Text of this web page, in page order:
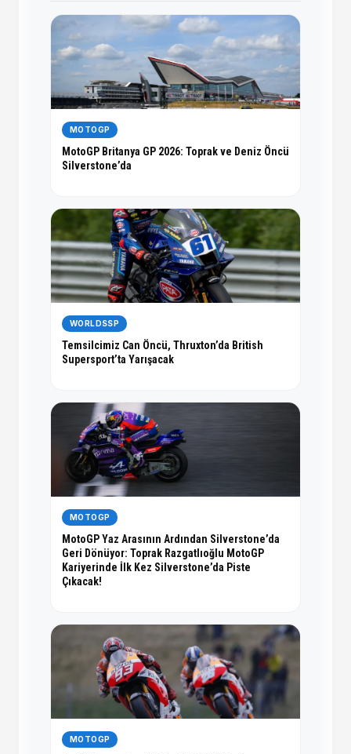
MOTOGP
MotoGP Britanya GP 2026: Toprak ve Deniz Öncü
Silverstone’da
WORLDSSP
Temsilcimiz Can Öncü, Thruxton’da British
Supersport’ta Yarışacak
MOTOGP
MotoGP Yaz Arasının Ardından Silverstone’da
Geri Dönüyor: Toprak Razgatlıoğlu MotoGP
Kariyerinde İlk Kez Silverstone’da Piste
Çıkacak!
MOTOGP